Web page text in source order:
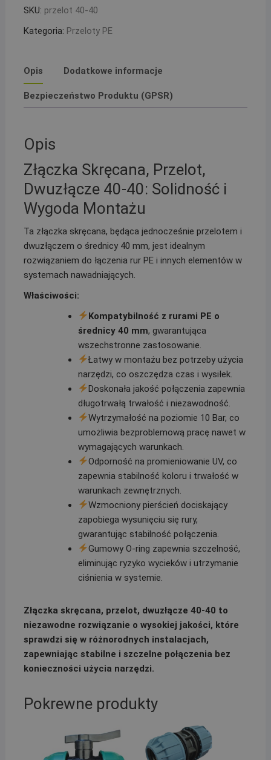
SKU: przelot 40-40
Kategoria: Przeloty PE
Opis Dodatkowe informacje
Bezpieczeństwo Produktu (GPSR)
Opis
Złączka Skręcana, Przelot,
Dwuzłącze 40-40: Solidność i
Wygoda Montażu
Ta złączka skręcana, będąca jednocześnie przelotem i
dwuzłączem o średnicy 40 mm, jest idealnym
rozwiązaniem do łączenia rur PE i innych elementów w
systemach nawadniających.
Właściwości:
Kompatybilność z rurami PE o
średnicy 40 mm, gwarantująca
wszechstronne zastosowanie.
Łatwy w montażu bez potrzeby użycia
narzędzi, co oszczędza czas i wysiłek.
Doskonała jakość połączenia zapewnia
długotrwałą trwałość i niezawodność.
Wytrzymałość na poziomie 10 Bar, co
umożliwia bezproblemową pracę nawet w
wymagających warunkach.
Odporność na promieniowanie UV, co
zapewnia stabilność koloru i trwałość w
warunkach zewnętrznych.
Wzmocniony pierścień dociskający
zapobiega wysunięciu się rury,
gwarantując stabilność połączenia.
Gumowy O-ring zapewnia szczelność,
eliminując ryzyko wycieków i utrzymanie
ciśnienia w systemie.
Złączka skręcana, przelot, dwuzłącze 40-40 to
niezawodne rozwiązanie o wysokiej jakości, które
sprawdzi się w różnorodnych instalacjach,
zapewniając stabilne i szczelne połączenia bez
konieczności użycia narzędzi.
Pokrewne produkty